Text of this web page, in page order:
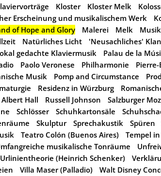
Kloster Kloster Melk
Erscheinung und musikalischem Werk
of Hope and Glory Malerei Melk Musik
Natürliches Licht 'Neusachliches'
gedachte Klaviermusik
Palau de la
Paolo Veronese Philharmonie
Pierre-
Musik
Pomp and Circumstance
Residenz in Würzburg
Albert Hall Russell Johnson Salzburger
Schlösser Schuhkartonsäle
Skulptur Sprechakustik Spüren
Teatro Colón (Buenos Aires) Tempel
musikalische Tonräume
Urlinientheorie (Heinrich Schenker)
Villa Maser (Palladio) Walt Disney